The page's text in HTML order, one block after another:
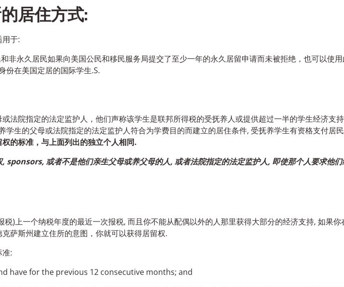
居住方式:
于:
非永久居民如果向美国公民和移民服务局提交了至少一年的永久居留申请而未被拒绝，也可以使
份在美国定居的国际学生.S.
法院指定的法定监护人，他们声称该学生是联邦所得税的受抚养人或提供超过一半的学生经济支
学生的父母或法院指定的法定监护人符合为学费目的而建立的居住条件, 受抚养学生有资格支付居
的标准，与上面列出的独立个人相同.
sponsors, 或者不是他们亲生父母或养父母的人, 或者法院指定的法定监护人, 即使那个人要求他
税)上一个纳税年度的最近一次报税, 而且你不能从配偶以外的人那里获得大部分的经济支持, 如果你
萨斯州建立住所的意图，你就可以获得居留权.
:
have for the previous 12 consecutive months; and